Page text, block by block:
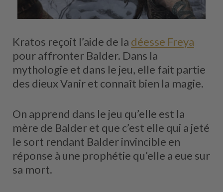
Kratos reçoit l’aide de la déesse Freya
pour affronter Balder. Dans la
mythologie et dans le jeu, elle fait partie
des dieux Vanir et connaît bien la magie.
On apprend dans le jeu qu’elle est la
mère de Balder et que c’est elle qui a jeté
le sort rendant Balder invincible en
réponse à une prophétie qu’elle a eue sur
sa mort.